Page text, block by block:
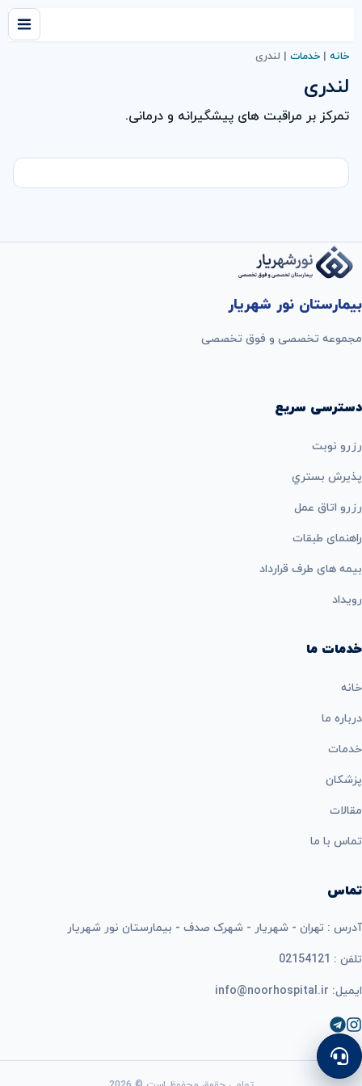
خانه | خدمات | لندری
لندری
تمرکز بر مراقبت های پیشگیرانه و درمانی.
بیمارستان نور شهریار
مجموعه تخصصی و فوق تخصصی
دسترسی سریع
رزرو نوبت
پذيرش بستري
رزرو اتاق عمل
راهنمای طبقات
بيمه های طرف قرارداد
رویداد
خدمات ما
خانه
درباره ما
خدمات
پزشکان
مقالات
تماس با ما
تماس
آدرس : تهران - شهریار - شهرک صدف - بیمارستان نور شهریار
تلفن : 02154121
ایمیل: info@noorhospital.ir